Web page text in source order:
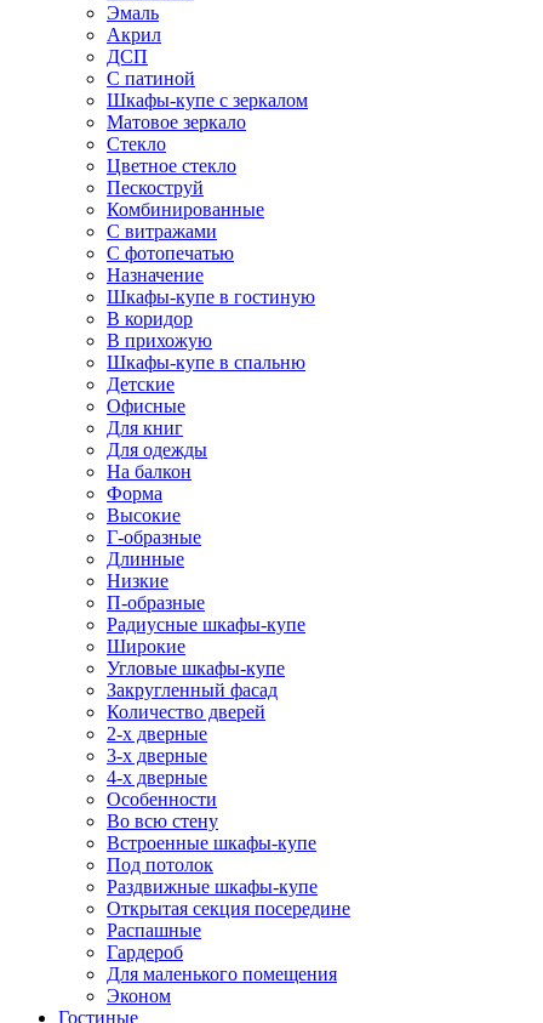
Эмаль
Акрил
ДСП
С патиной
Шкафы-купе с зеркалом
Матовое зеркало
Стекло
Цветное стекло
Пескоструй
Комбинированные
С витражами
С фотопечатью
Назначение
Шкафы-купе в гостиную
В коридор
В прихожую
Шкафы-купе в спальню
Детские
Офисные
Для книг
Для одежды
На балкон
Форма
Высокие
Г-образные
Длинные
Низкие
П-образные
Радиусные шкафы-купе
Широкие
Угловые шкафы-купе
Закругленный фасад
Количество дверей
2-х дверные
3-х дверные
4-х дверные
Особенности
Во всю стену
Встроенные шкафы-купе
Под потолок
Раздвижные шкафы-купе
Открытая секция посередине
Распашные
Гардероб
Для маленького помещения
Эконом
Гостиные